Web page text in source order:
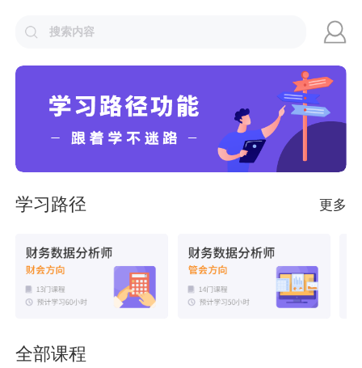
学习路径 更多
全部课程